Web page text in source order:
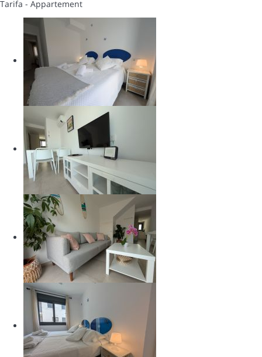
Tarifa - Appartement